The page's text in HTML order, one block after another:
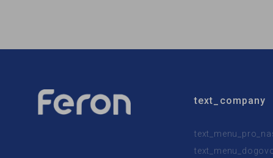
text_company